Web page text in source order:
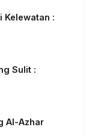
Kelewatan :
Sulit :
Al-Azhar